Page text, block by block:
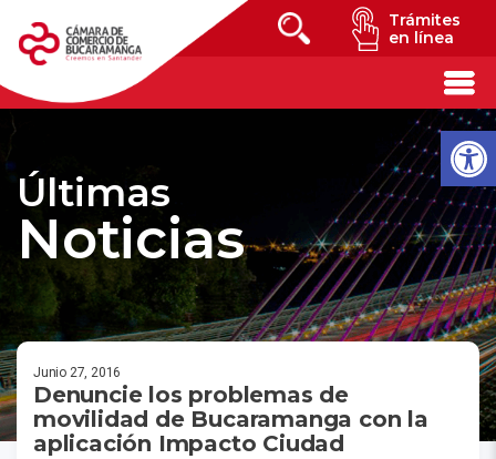
Trámites
en línea
Últimas
Noticias
Junio 27, 2016
Denuncie los problemas de
movilidad de Bucaramanga con la
aplicación Impacto Ciudad